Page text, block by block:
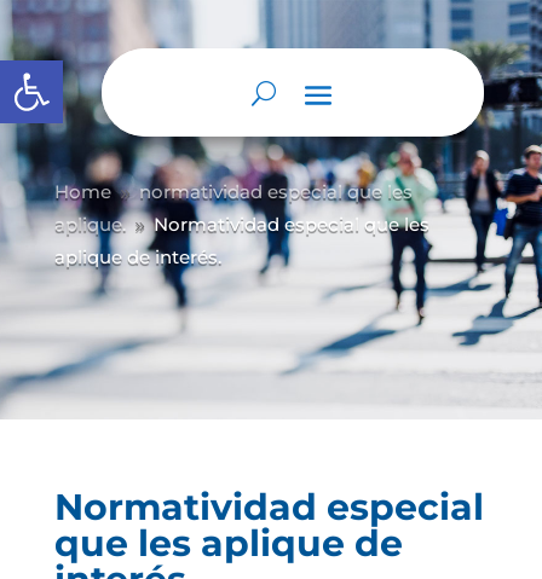
Abrir barra de herramientas
Home 9 normatividad especial que les
aplique. 9 Normatividad especial que les
aplique de interés.
Normatividad especial
que les aplique de